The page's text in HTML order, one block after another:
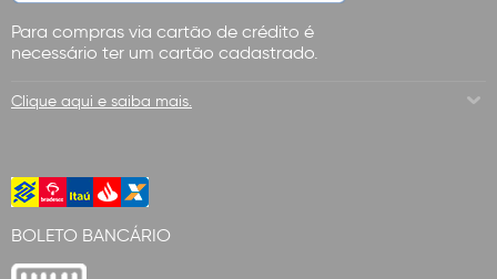
Para compras via cartão de crédito é
necessário ter um cartão cadastrado.
Clique aqui e saiba mais.
BOLETO BANCÁRIO